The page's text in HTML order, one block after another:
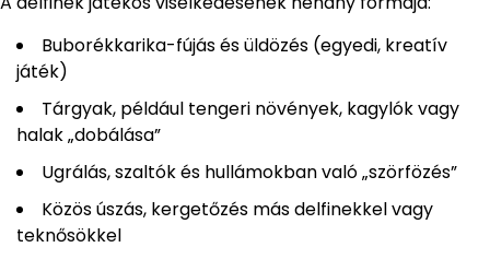
Buborékkarika-fújás és üldözés (egyedi, kreatív
játék)
Tárgyak, például tengeri növények, kagylók vagy
halak „dobálása”
Ugrálás, szaltók és hullámokban való „szörfözés”
Közös úszás, kergetőzés más delfinekkel vagy
teknősökkel